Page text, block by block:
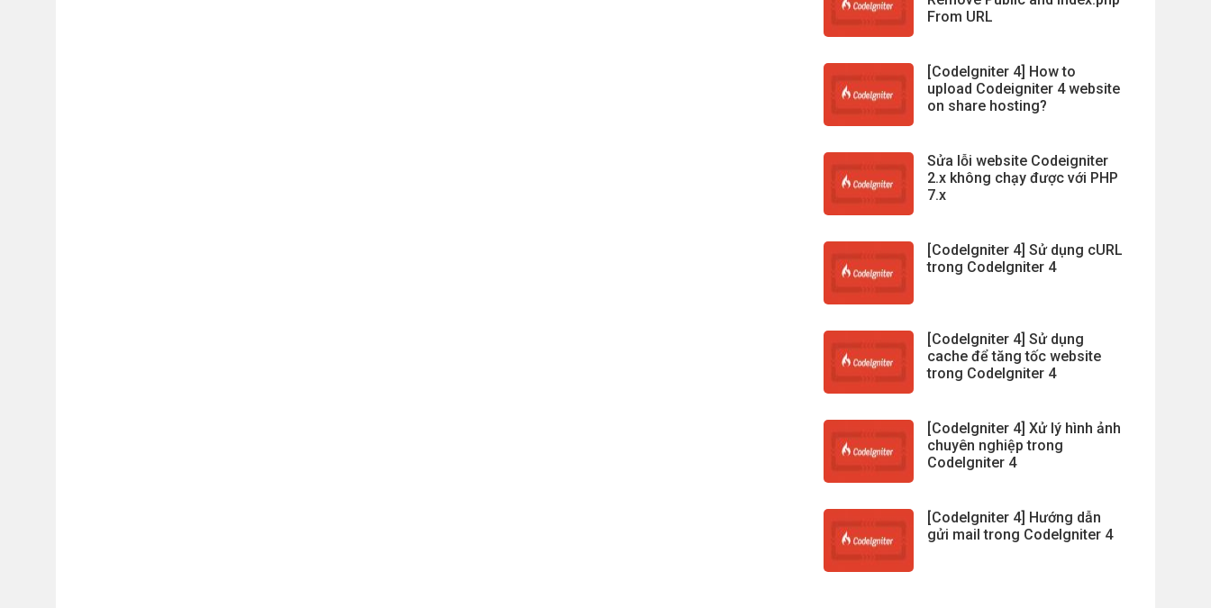
From URL
[CodeIgniter 4] How to
upload Codeigniter 4 website
on share hosting?
Sửa lỗi website Codeigniter
2.x không chạy được với PHP
7.x
[CodeIgniter 4] Sử dụng cURL
trong CodeIgniter 4
[CodeIgniter 4] Sử dụng
cache để tăng tốc website
trong CodeIgniter 4
[CodeIgniter 4] Xử lý hình ảnh
chuyên nghiệp trong
CodeIgniter 4
[CodeIgniter 4] Hướng dẫn
gửi mail trong CodeIgniter 4